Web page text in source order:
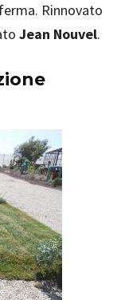
Rinnovato
Jean Nouvel.